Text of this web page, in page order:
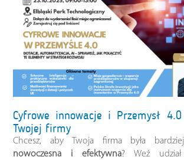
Cyfrowe innowacje i Przemysł
Twojej firmy
Chcesz, aby Twoja firma była
nowoczesna i efektywna? Weź